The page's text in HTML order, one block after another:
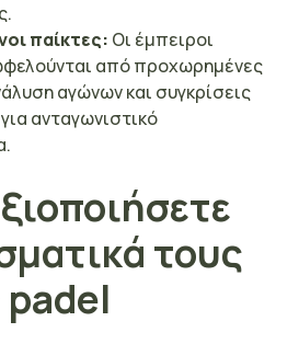
παίκτες: Οι έμπειροι
από προχωρημένες
αγώνων και συγκρίσεις
ανταγωνιστικό
τους